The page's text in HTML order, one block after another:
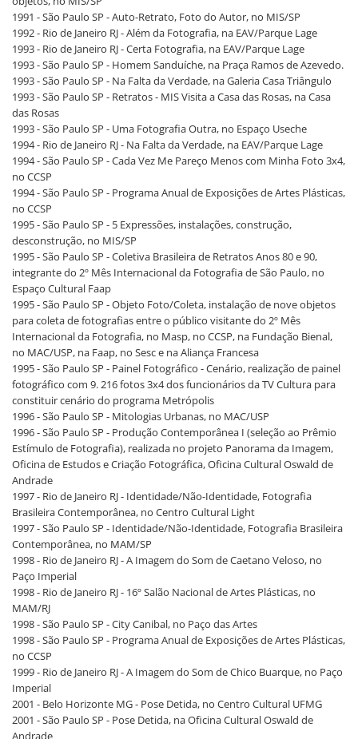
1991 - São Paulo SP - Auto-Retrato, Foto do Autor, no MIS/SP
1992 - Rio de Janeiro RJ - Além da Fotografia, na EAV/Parque Lage
1993 - Rio de Janeiro RJ - Certa Fotografia, na EAV/Parque Lage
1993 - São Paulo SP - Homem Sanduíche, na Praça Ramos de Azevedo.
1993 - São Paulo SP - Na Falta da Verdade, na Galeria Casa Triângulo
1993 - São Paulo SP - Retratos - MIS Visita a Casa das Rosas, na Casa
das Rosas
1993 - São Paulo SP - Uma Fotografia Outra, no Espaço Useche
1994 - Rio de Janeiro RJ - Na Falta da Verdade, na EAV/Parque Lage
1994 - São Paulo SP - Cada Vez Me Pareço Menos com Minha Foto 3x4,
no CCSP
1994 - São Paulo SP - Programa Anual de Exposições de Artes Plásticas,
no CCSP
1995 - São Paulo SP - 5 Expressões, instalações, construção,
desconstrução, no MIS/SP
1995 - São Paulo SP - Coletiva Brasileira de Retratos Anos 80 e 90,
integrante do 2º Mês Internacional da Fotografia de São Paulo, no
Espaço Cultural Faap
1995 - São Paulo SP - Objeto Foto/Coleta, instalação de nove objetos
para coleta de fotografias entre o público visitante do 2º Mês
Internacional da Fotografia, no Masp, no CCSP, na Fundação Bienal,
no MAC/USP, na Faap, no Sesc e na Aliança Francesa
1995 - São Paulo SP - Painel Fotográfico - Cenário, realização de painel
fotográfico com 9. 216 fotos 3x4 dos funcionários da TV Cultura para
constituir cenário do programa Metrópolis
1996 - São Paulo SP - Mitologias Urbanas, no MAC/USP
1996 - São Paulo SP - Produção Contemporânea I (seleção ao Prêmio
Estímulo de Fotografia), realizada no projeto Panorama da Imagem,
Oficina de Estudos e Criação Fotográfica, Oficina Cultural Oswald de
Andrade
1997 - Rio de Janeiro RJ - Identidade/Não-Identidade, Fotografia
Brasileira Contemporânea, no Centro Cultural Light
1997 - São Paulo SP - Identidade/Não-Identidade, Fotografia Brasileira
Contemporânea, no MAM/SP
1998 - Rio de Janeiro RJ - A Imagem do Som de Caetano Veloso, no
Paço Imperial
1998 - Rio de Janeiro RJ - 16º Salão Nacional de Artes Plásticas, no
MAM/RJ
1998 - São Paulo SP - City Canibal, no Paço das Artes
1998 - São Paulo SP - Programa Anual de Exposições de Artes Plásticas,
no CCSP
1999 - Rio de Janeiro RJ - A Imagem do Som de Chico Buarque, no Paço
Imperial
2001 - Belo Horizonte MG - Pose Detida, no Centro Cultural UFMG
2001 - São Paulo SP - Pose Detida, na Oficina Cultural Oswald de
Andrade